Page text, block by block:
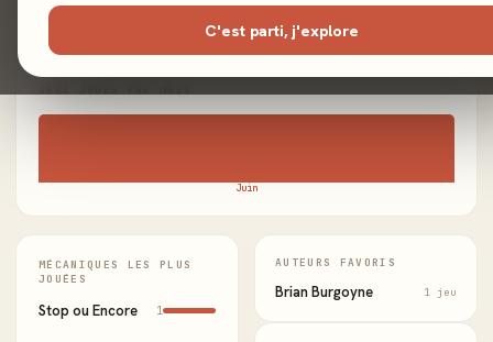
C'est parti, j'explore
illustrateur
Juin
MÉCANIQUES LES PLUS
JOUÉES
Stop ou Encore 1
AUTEURS FAVORIS
Brian Burgoyne 1 jeu